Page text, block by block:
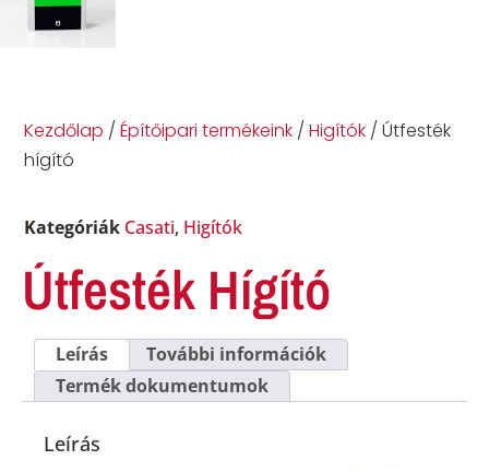
Kezdőlap /Építőipari termékeink /Higítók / Útfesték
hígító
Kategóriák Casati, Higítók
Útfesték Hígító
Leírás
További információk
Termék dokumentumok
Leírás